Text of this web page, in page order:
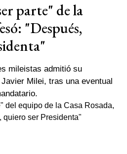
parte" de la
"Después,
mileistas admitió su
Milei, tras una eventual